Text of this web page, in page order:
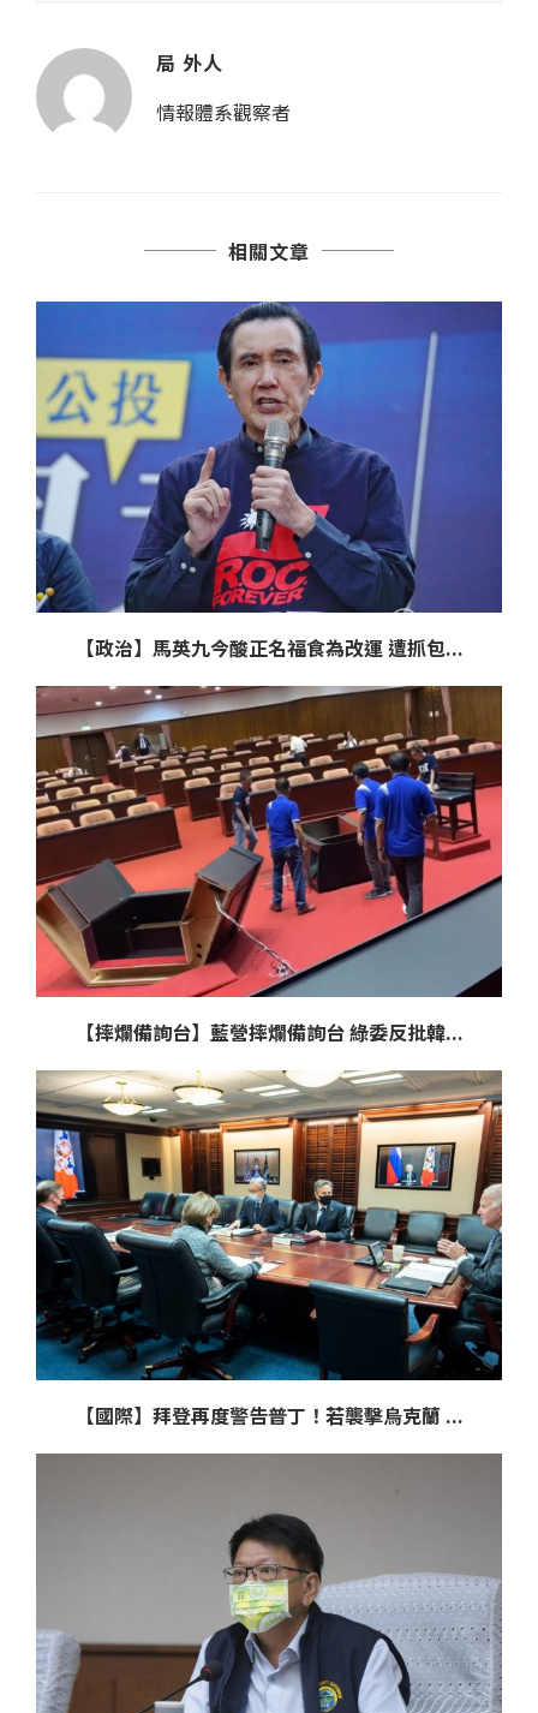
局 外人
情報體系觀察者
相關文章
【政治】馬英九今酸正名福食為改運 遭抓包...
【摔爛備詢台】藍營摔爛備詢台 綠委反批韓...
【國際】拜登再度警告普丁！若襲擊烏克蘭 ...